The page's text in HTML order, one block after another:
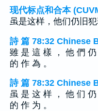
现代标点和合本
虽是这样，他们仍旧
詩 篇 78:32 Chinese
雖 是 這 樣 ， 他 們
的 作 為 。
詩 篇 78:32 Chinese
虽 是 这 样 ， 他 们
的 作 为 。